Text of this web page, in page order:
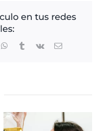
en tus redes
WhatsApp
TumblrVk
Correo